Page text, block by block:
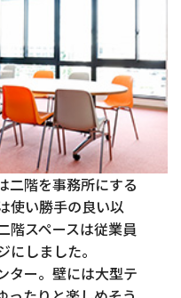
二階を事務所にする
使い勝手の良い以
階スペースは従業員
しました。
ター。壁には大型テ